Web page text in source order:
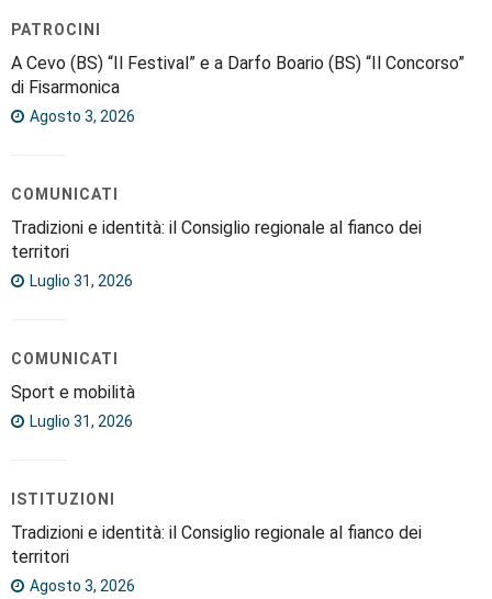
PATROCINI
A Cevo (BS) “Il Festival” e a Darfo Boario (BS) “Il Concorso”
di Fisarmonica
Agosto 3, 2026
COMUNICATI
Tradizioni e identità: il Consiglio regionale al fianco dei
territori
Luglio 31, 2026
COMUNICATI
Sport e mobilità
Luglio 31, 2026
ISTITUZIONI
Tradizioni e identità: il Consiglio regionale al fianco dei
territori
Agosto 3, 2026